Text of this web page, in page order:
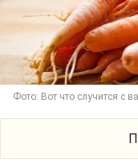
Фото: Вот что случится с